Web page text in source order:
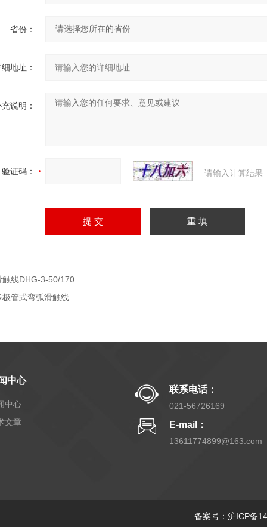
省份：
地址：
说明：
验证码： 请输入计算结果
触线DHG-3-50/170
极管式弯弧滑触线
中心
中心
文章
联系电话：
021-56726169
E-mail：
13611774899@163.com
备案号：沪ICP备